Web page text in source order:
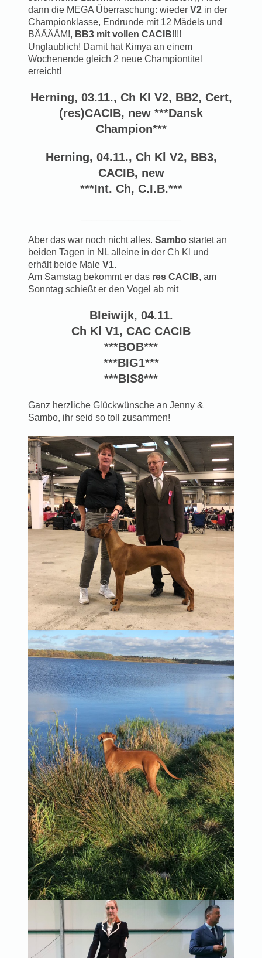
dann die MEGA Überraschung: wieder V2 in der
Championklasse, Endrunde mit 12 Mädels und
BÄÄÄÄM!, BB3 mit vollen CACIB!!!!
Unglaublich! Damit hat Kimya an einem
Wochenende gleich 2 neue Championtitel
erreicht!
Herning, 03.11., Ch Kl V2, BB2, Cert,
(res)CACIB, new ***Dansk
Champion***
Herning, 04.11., Ch Kl V2, BB3,
CACIB, new
***Int. Ch, C.I.B.***
Aber das war noch nicht alles. Sambo startet an
beiden Tagen in NL alleine in der Ch Kl und
erhält beide Male V1.
Am Samstag bekommt er das res CACIB, am
Sonntag schießt er den Vogel ab mit
Bleiwijk, 04.11.
Ch Kl V1, CAC CACIB
***BOB***
***BIG1***
***BIS8***
Ganz herzliche Glückwünsche an Jenny &
Sambo, ihr seid so toll zusammen!